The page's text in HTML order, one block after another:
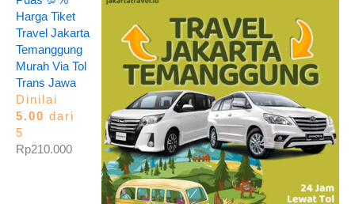
Harga Tiket
Travel Jakarta
Temanggung
Murah Via Tol
Trans Jawa
Dinilai
5.00 dari
5
Rp210.000